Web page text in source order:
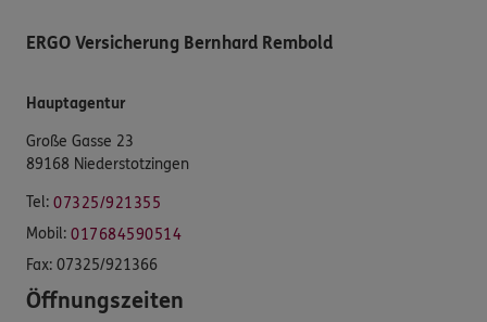
ERGO Versicherung Bernhard Rembold
Hauptagentur
Große Gasse 23
89168 Niederstotzingen
Tel: 07325/921355
Mobil: 017684590514
Fax: 07325/921366
Öffnungszeiten